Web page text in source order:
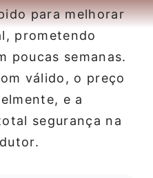
para melhorar
prometendo
poucas semanas.
válido, o preço
e a
segurança na